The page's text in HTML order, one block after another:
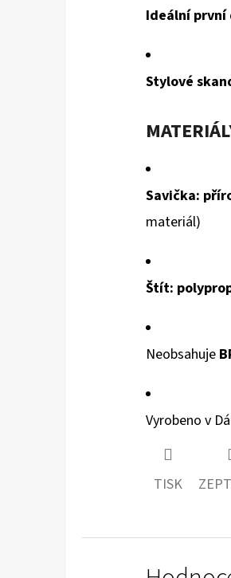
Ideální
Stylové
Savička:
materiál)
Štít:
Neobsahuje
Vyrobeno v
TISK